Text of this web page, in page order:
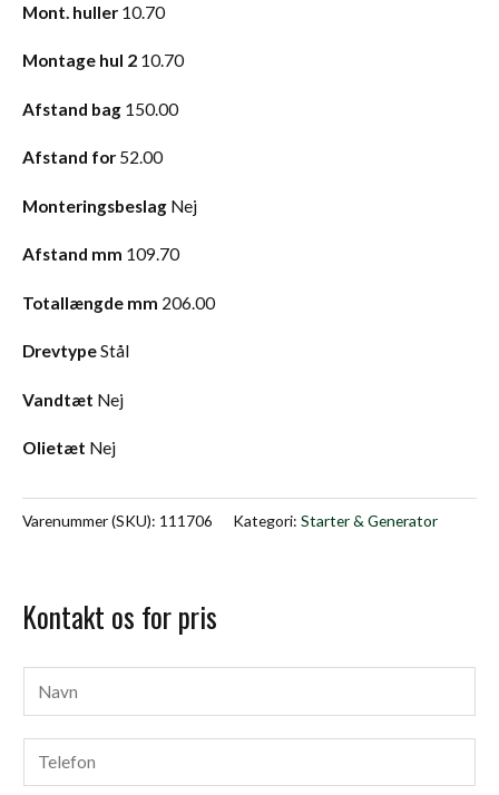
Mont. huller 10.70
Montage hul 2 10.70
Afstand bag 150.00
Afstand for 52.00
Monteringsbeslag Nej
Afstand mm 109.70
Totallængde mm 206.00
DrevtypeStål
Vandtæt Nej
Olietæt Nej
Varenummer (SKU): 111706 Kategori: Starter & Generator
Kontakt os for pris